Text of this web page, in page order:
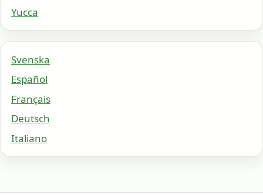
Yucca
Svenska
Español
Français
Deutsch
Italiano